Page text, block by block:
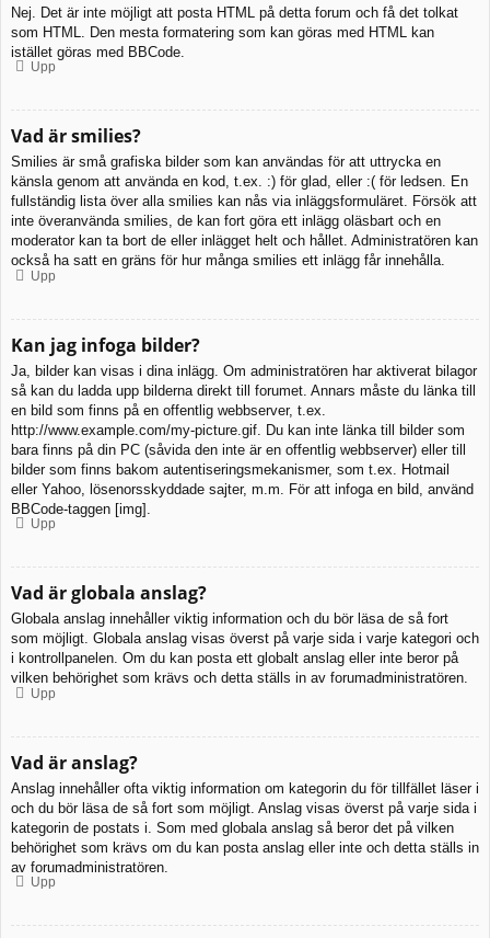
Nej. Det är inte möjligt att posta HTML på detta forum och få det tolkat
som HTML. Den mesta formatering som kan göras med HTML kan
istället göras med BBCode.
Upp
Vad är smilies?
Smilies är små grafiska bilder som kan användas för att uttrycka en
känsla genom att använda en kod, t.ex. :) för glad, eller :( för ledsen. En
fullständig lista över alla smilies kan nås via inläggsformuläret. Försök att
inte överanvända smilies, de kan fort göra ett inlägg oläsbart och en
moderator kan ta bort de eller inlägget helt och hållet. Administratören kan
också ha satt en gräns för hur många smilies ett inlägg får innehålla.
Upp
Kan jag infoga bilder?
Ja, bilder kan visas i dina inlägg. Om administratören har aktiverat bilagor
så kan du ladda upp bilderna direkt till forumet. Annars måste du länka till
en bild som finns på en offentlig webbserver, t.ex.
http://www.example.com/my-picture.gif. Du kan inte länka till bilder som
bara finns på din PC (såvida den inte är en offentlig webbserver) eller till
bilder som finns bakom autentiseringsmekanismer, som t.ex. Hotmail
eller Yahoo, lösenorsskyddade sajter, m.m. För att infoga en bild, använd
BBCode-taggen [img].
Upp
Vad är globala anslag?
Globala anslag innehåller viktig information och du bör läsa de så fort
som möjligt. Globala anslag visas överst på varje sida i varje kategori och
i kontrollpanelen. Om du kan posta ett globalt anslag eller inte beror på
vilken behörighet som krävs och detta ställs in av forumadministratören.
Upp
Vad är anslag?
Anslag innehåller ofta viktig information om kategorin du för tillfället läser i
och du bör läsa de så fort som möjligt. Anslag visas överst på varje sida i
kategorin de postats i. Som med globala anslag så beror det på vilken
behörighet som krävs om du kan posta anslag eller inte och detta ställs in
av forumadministratören.
Upp